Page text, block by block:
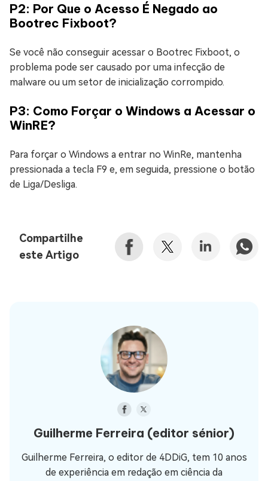
P2: Por Que o Acesso É Negado ao
Bootrec Fixboot?
Se você não conseguir acessar o Bootrec Fixboot, o
problema pode ser causado por uma infecção de
malware ou um setor de inicialização corrompido.
P3: Como Forçar o Windows a Acessar o
WinRE?
Para forçar o Windows a entrar no WinRe, mantenha
pressionada a tecla F9 e, em seguida, pressione o botão
de Liga/Desliga.
Compartilhe
este Artigo
Guilherme Ferreira (editor sénior)
Guilherme Ferreira, o editor de 4DDiG, tem 10 anos
de experiência em redação em ciência da